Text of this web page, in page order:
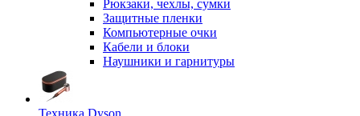
Рюкзаки, чехлы, сумки
Защитные пленки
Компьютерные очки
Кабели и блоки
Наушники и гарнитуры
Техника Dyson